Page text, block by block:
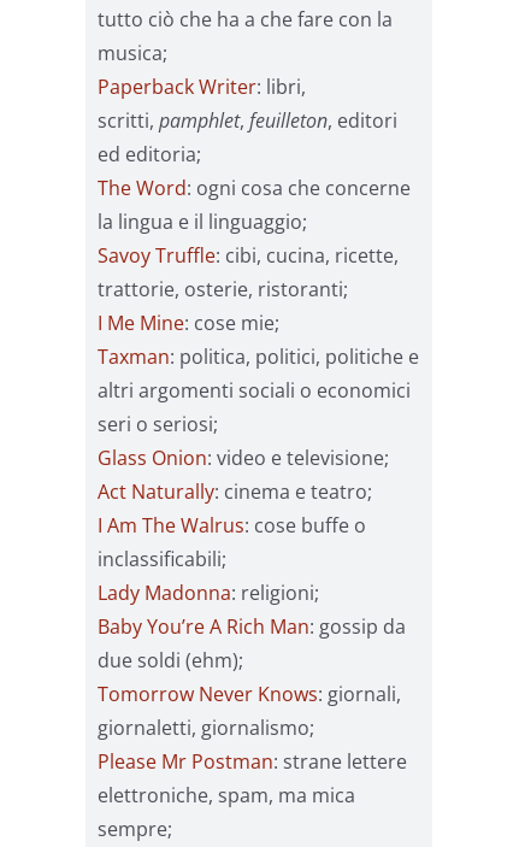
tutto ciò che ha a che fare con la
musica;
Paperback Writer: libri,
scritti, pamphlet, feuilleton, editori
ed editoria;
The Word: ogni cosa che concerne
la lingua e il linguaggio;
Savoy Truffle: cibi, cucina, ricette,
trattorie, osterie, ristoranti;
I Me Mine: cose mie;
Taxman: politica, politici, politiche e
altri argomenti sociali o economici
seri o seriosi;
Glass Onion: video e televisione;
Act Naturally: cinema e teatro;
I Am The Walrus: cose buffe o
inclassificabili;
Lady Madonna: religioni;
Baby You’re A Rich Man: gossip da
due soldi (ehm);
Tomorrow Never Knows: giornali,
giornaletti, giornalismo;
Please Mr Postman: strane lettere
elettroniche, spam, ma mica
sempre;